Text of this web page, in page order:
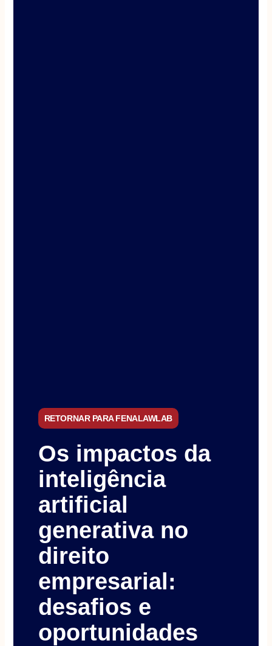
RETORNAR PARA FENALAWLAB
Os impactos da
inteligência
artificial
generativa no
direito
empresarial:
desafios e
oportunidades